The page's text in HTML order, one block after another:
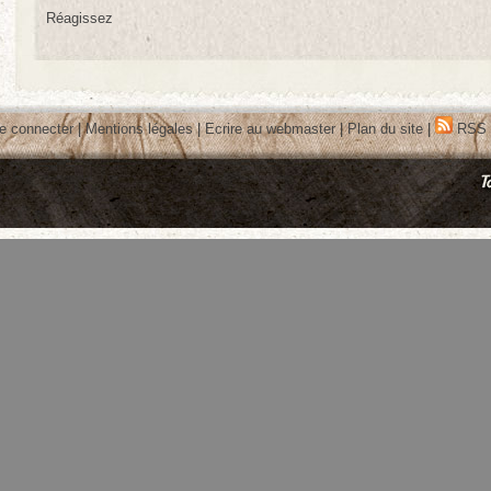
Réagissez
connecter|Mentions légales|Ecrire au webmaster|Plan du site| RSS